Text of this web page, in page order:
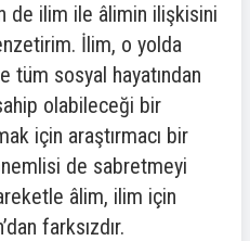
de ilim ile âlimin ilişkisini
İlim, o yolda
tüm sosyal hayatından
olabileceği bir
için araştırmacı bir
de sabretmeyi
âlim, ilim için
farksızdır.